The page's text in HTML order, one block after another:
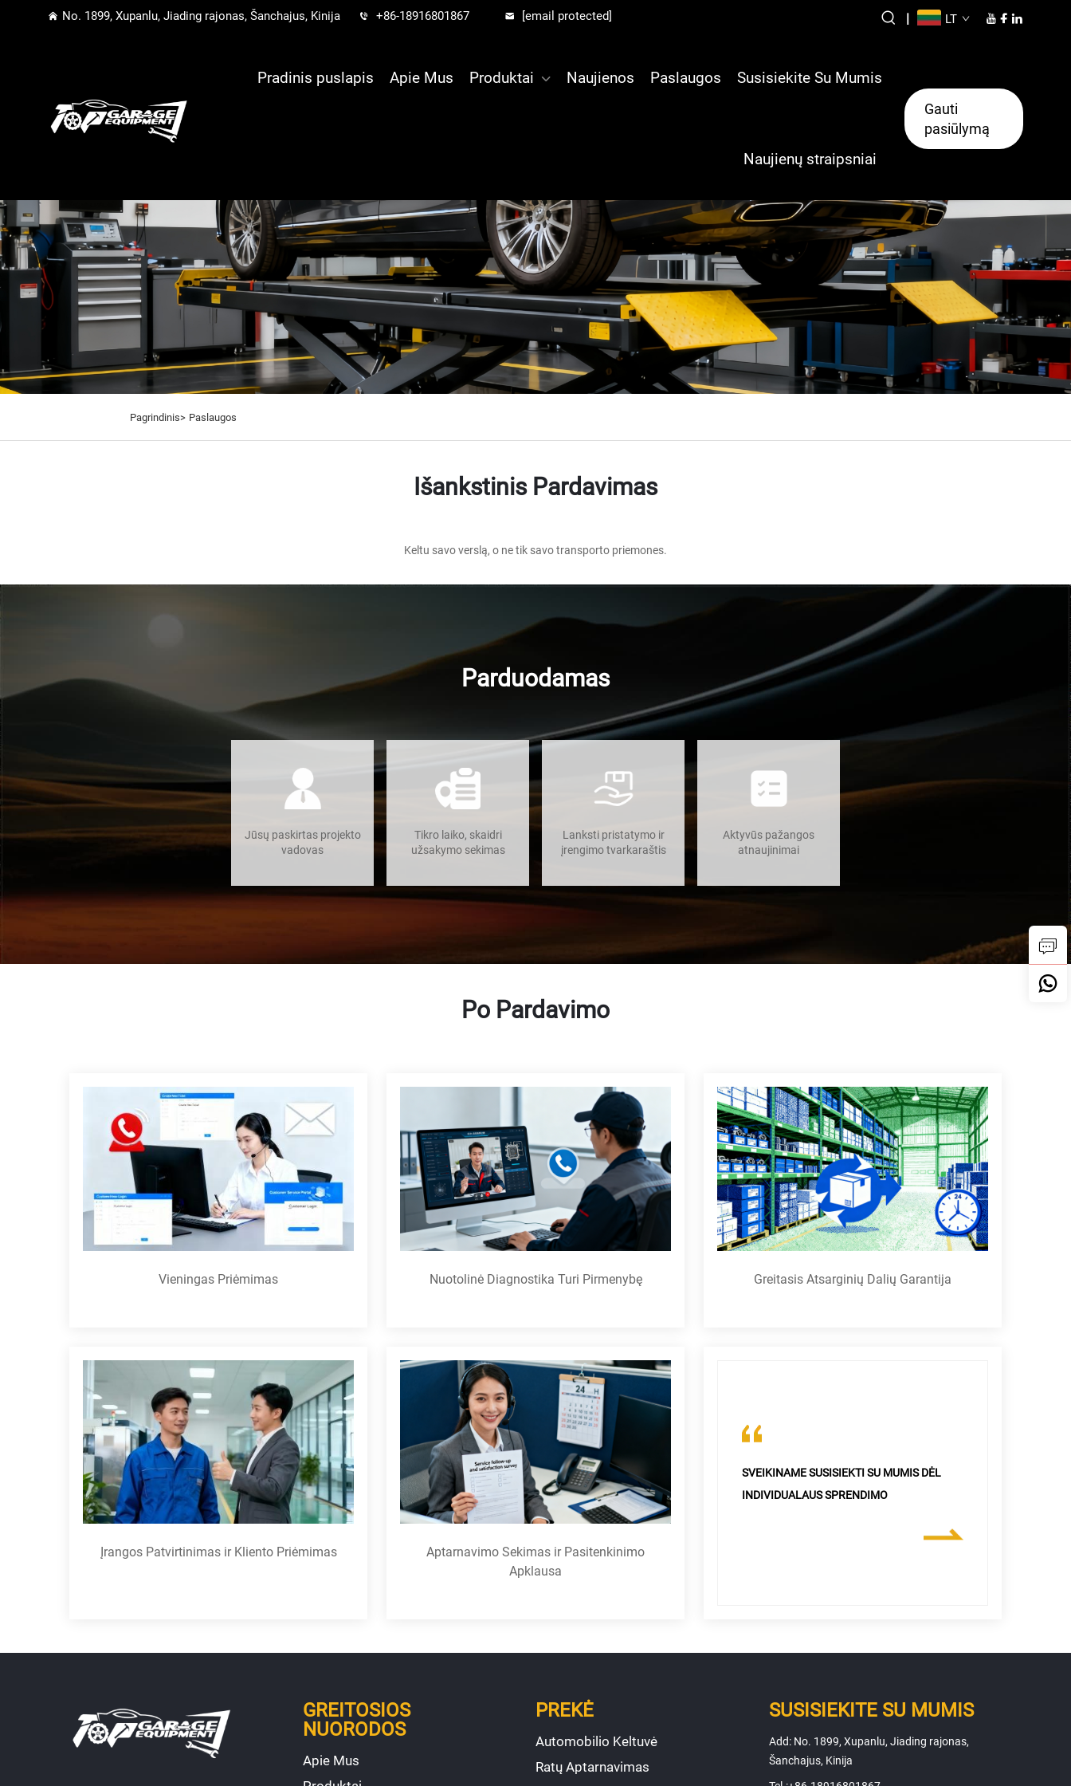
No. 1899, Xupanlu, Jiading rajonas, Šanchajus, Kinija +86-18916801867 [email protected] | LT
Pradinis puslapis Apie Mus Produktai Naujienos Paslaugos Susisiekite Su Mumis
Naujienų straipsniai
Gauti
pasiūlymą
Pagrindinis> Paslaugos
Išankstinis Pardavimas
Keltu savo verslą, o ne tik savo transporto priemones.
Parduodamas
Jūsų paskirtas projekto
vadovas
Tikro laiko, skaidri
užsakymo sekimas
Lanksti pristatymo ir
įrengimo tvarkaraštis
Aktyvūs pažangos
atnaujinimai
Po Pardavimo
Vieningas Priėmimas Nuotolinė Diagnostika Turi Pirmenybę Greitasis Atsarginių Dalių Garantija
Įrangos Patvirtinimas ir Kliento Priėmimas
Aptarnavimo Sekimas ir Pasitenkinimo
Apklausa
SVEIKINAME SUSISIEKTI SU MUMIS DĖL
INDIVIDUALAUS SPRENDIMO
GREITOSIOS
NUORODOS
Apie Mus
PREKĖ
Automobilio Keltuvė
Ratų Aptarnavimas
SUSISIEKITE SU MUMIS
Add: No. 1899, Xupanlu, Jiading rajonas,
Šanchajus, Kinija